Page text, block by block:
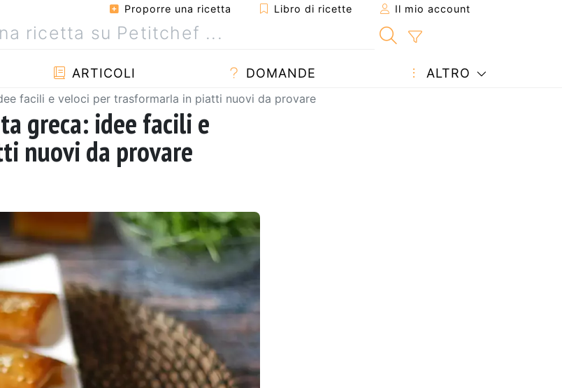
Proporre una ricetta Libro di ricette Il mio account
ARTICOLI DOMANDE ALTRO
facili e veloci per trasformarla in piatti nuovi da provare
greca: idee facili e
nuovi da provare